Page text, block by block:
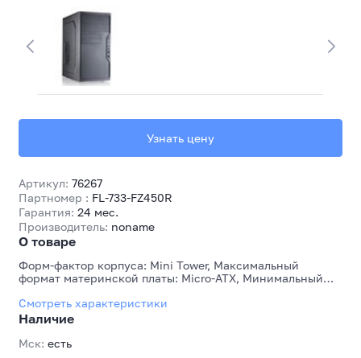
Артикул: 76267
Партномер : FL-733-FZ450R
Гарантия: 24 мес.
Производитель: noname
О товаре
Форм-фактор корпуса: Mini Tower, Максимальный
формат материнской платы: Micro-ATX, Минимальный
длина видеокарты, мм: 320 мм, Максимальная высота
кулера для CPU, мм: 140 мм, Внешние слоты 3.5: 2,
расширения: 4, Основной цвет корпуса снаружи:
Смотреть характеристики
Наличие
Мск:есть
Узнать цену